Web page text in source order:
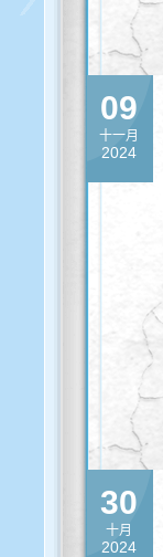
09
十一月
2024
30
十月
2024